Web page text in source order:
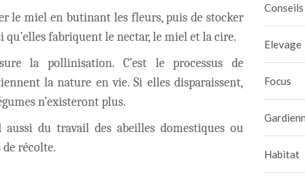
le miel en butinant les fleurs, puis de stocker
qu’elles fabriquent le nectar, le miel et la cire.
la pollinisation. C’est le processus de
la nature en vie. Si elles disparaissent,
n’existeront plus.
du travail des abeilles domestiques ou
de récolte.
Conseils
Elevage
Focus
Habitat